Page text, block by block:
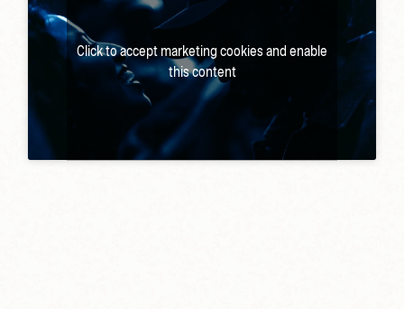
Click to accept marketing cookies and enable
this content